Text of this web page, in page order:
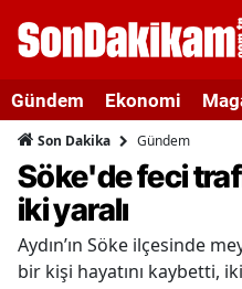
Gündem Ekonomi
Son Dakika Gündem
Söke'de feci
iki yaralı
Aydın’ın Söke ilçesinde
bir kişi hayatını kaybetti,